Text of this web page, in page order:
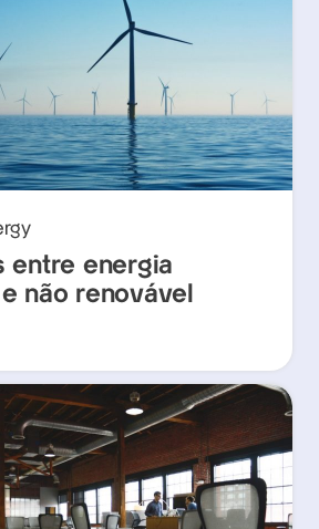
entre energia
não renovável